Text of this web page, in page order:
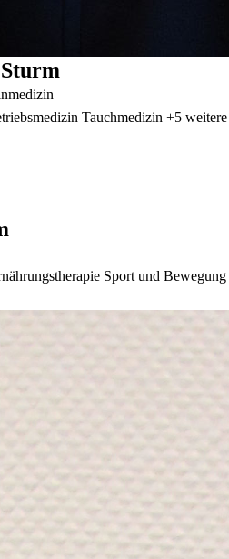
Tauchmedizin +5 weitere
Sport und Bewegung